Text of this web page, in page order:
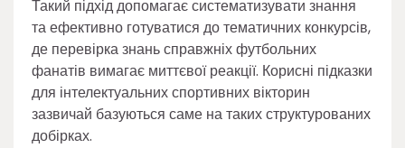
Такий підхід допомагає систематизувати знання
та ефективно готуватися до тематичних конкурсів,
де перевірка знань справжніх футбольних
фанатів вимагає миттєвої реакції. Корисні підказки
для інтелектуальних спортивних вікторин
зазвичай базуються саме на таких структурованих
добірках.